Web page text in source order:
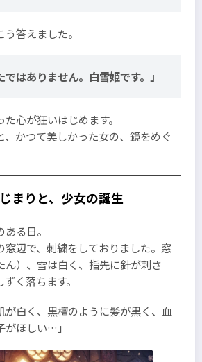
答えました。
ではありません。白雪姫です。」
心が狂いはじめます。
、かつて美しかった女の、鏡をめぐ
まりと、少女の誕生
る日。
窓辺で、刺繍をしておりました。窓
ん）、雪は白く、指先に針が刺さ
く落ちます。
が白く、黒檀のように髪が黒く、血
がほしい…」